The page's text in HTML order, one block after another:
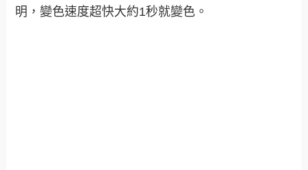
明，變色速度超快大約1秒就變色。